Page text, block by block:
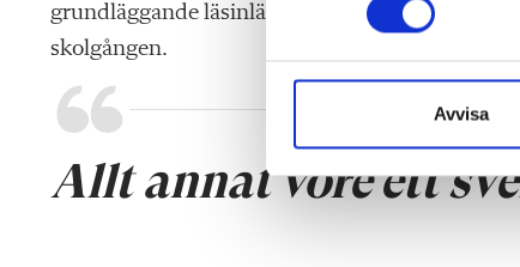
t
k
s
v
Avvisa
grundläggande läsinlärningen måste fungera,
skolgången.
Allt annat vore ett